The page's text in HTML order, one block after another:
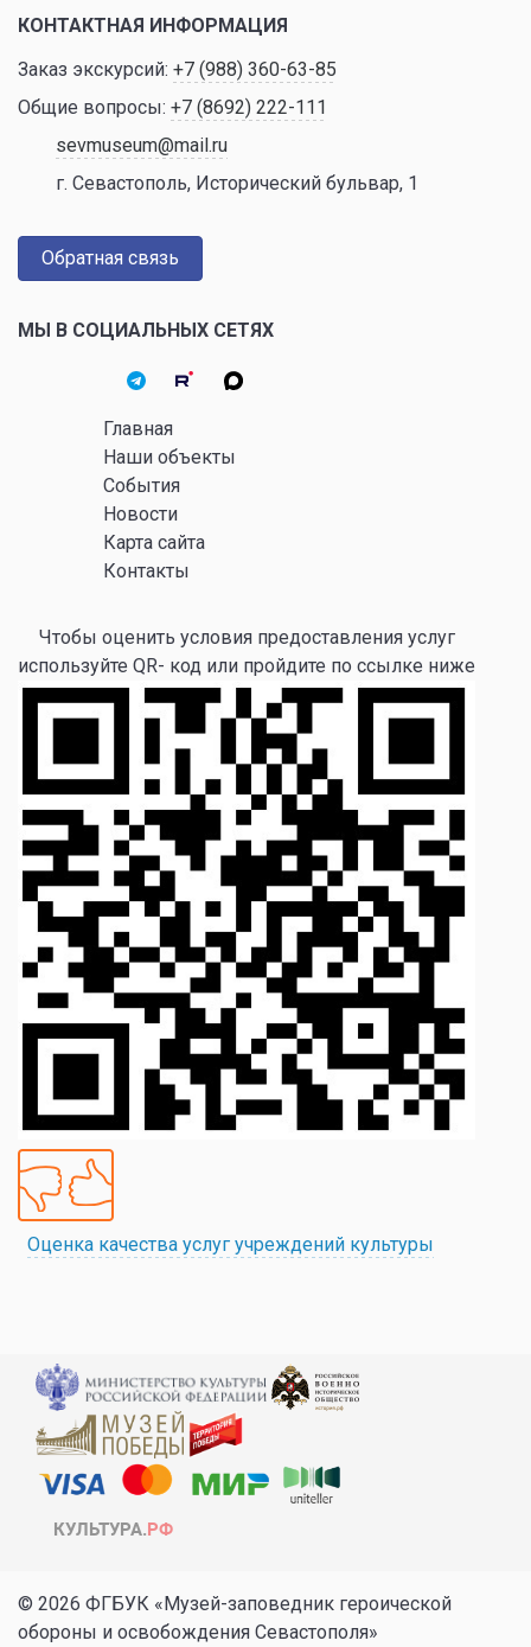
КОНТАКТНАЯ ИНФОРМАЦИЯ
Заказ экскурсий: +7 (988) 360-63-85
Общие вопросы: +7 (8692) 222-111
sevmuseum@mail.ru
г. Севастополь, Исторический бульвар, 1
Обратная связь
МЫ В СОЦИАЛЬНЫХ СЕТЯХ
Главная
Наши объекты
События
Новости
Карта сайта
Контакты
Чтобы оценить условия предоставления услуг
используйте QR- код или пройдите по ссылке ниже
Оценка качества услуг учреждений культуры
© 2026 ФГБУК «Музей-заповедник героической
обороны и освобождения Севастополя»